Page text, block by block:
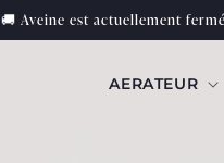
🚚 Aveine est actuellement
AERATEUR